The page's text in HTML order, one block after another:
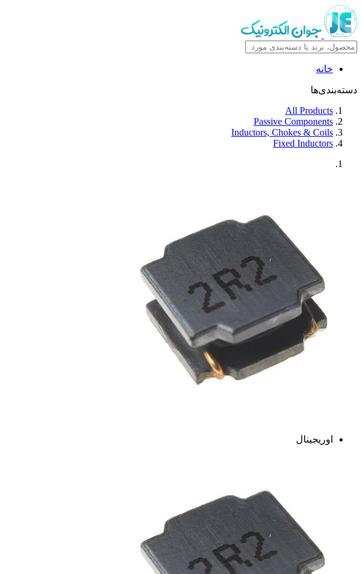
خانه
دسته‌بندی‌ها
All Products
Passive Components
Inductors, Chokes & Coils
Fixed Inductors
اوریجینال